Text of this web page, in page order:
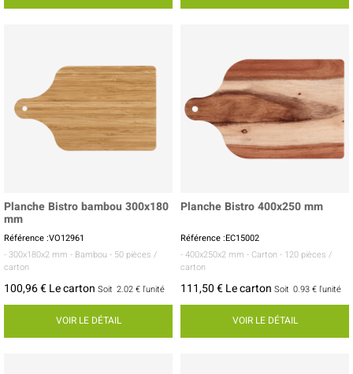
Planche Bistro bambou 300x180
mm
Référence :VO12961
- 300x180x2 mm - Bambou - 50 pièces /
carton
100,96 € Le carton Soit 2.02 € l'unité
VOIR LE DÉTAIL
Planche Bistro 400x250 mm
Référence :EC15002
- 400x250x2 mm - Carton - 120 pièces /
carton
111,50 € Le carton Soit 0.93 € l'unité
VOIR LE DÉTAIL